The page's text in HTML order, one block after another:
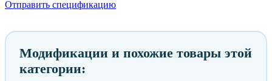
Отправить спецификацию
Модификации и похожие товары этой
категории: